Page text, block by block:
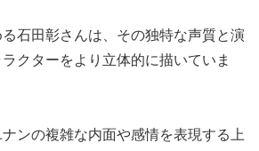
石田彰さんは、その独特な声質と演
クターをより立体的に描いていま
ンの複雑な内面や感情を表現する上